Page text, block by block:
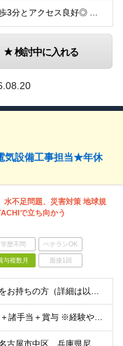
★「新横浜駅」より徒歩3分とアクセス良好◎ ★住宅補助有&引越し祝い金最大5万円支給（本社徒歩圏内の方） ★社内には代表取締役の趣味であるブリティッシュ雑貨が置かれるなどオシャレ空間 本社／神奈川県
検討中に入れる
気設備工事担当★年休
水不足問題、災害対策 地球規
で立ち向かう
学歴不問 ベテランOK
与複数月 面接1回
◆施工管理の実務経験をお持ちの方（詳細は以下） ◆高卒以上 その他にも下記業務経験をお持ちの方は、 【施工管理技術者（課長クラス）】としてお迎えいたします！ -------------- ◇機械/電
月給30.9万円～73万円＋諸手当＋賞与 ※経験や能力を充分に考慮したうえで加給優遇します。 ※3ヶ月の試用期間があります。その間も労働条件は変わりません。 ◆担当業務に応じて、スタート月給が異なり